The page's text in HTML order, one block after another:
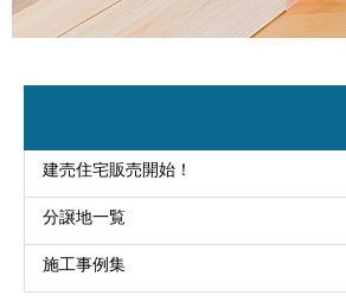
建売住宅販売開始！
分譲地一覧
施工事例集